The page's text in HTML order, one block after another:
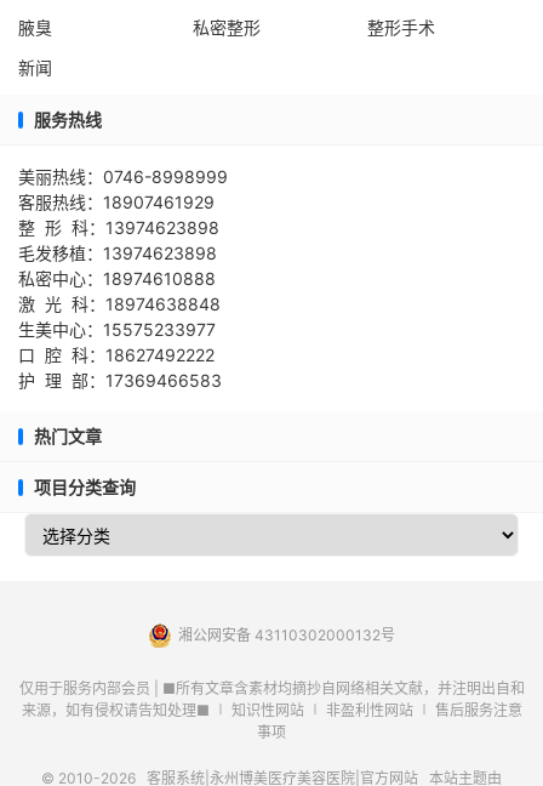
腋臭
私密整形
整形手术
新闻
服务热线
美丽热线：0746-8998999
客服热线：18907461929
整 形 科：13974623898
毛发移植：13974623898
私密中心：18974610888
激 光 科：18974638848
生美中心：15575233977
口 腔 科：18627492222
护 理 部：17369466583
热门文章
项目分类查询
湘公网安备 43110302000132号
仅用于服务内部会员 | ■所有文章含素材均摘抄自网络相关文献，并注明出自和
来源，如有侵权请告知处理■ ∣ 知识性网站 ∣ 非盈利性网站 ∣ 售后服务注意
事项
© 2010-2026 客服系统|永州博美医疗美容医院|官方网站 本站主题由